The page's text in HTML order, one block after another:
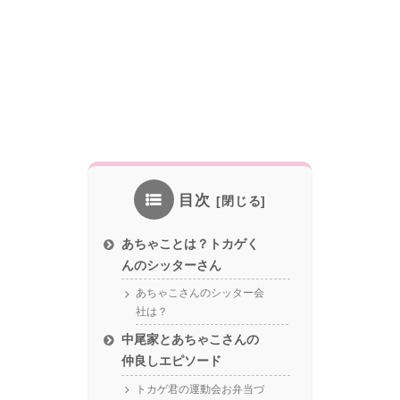
目次
あちゃことは？トカゲく
んのシッターさん
あちゃこさんのシッター会
社は？
中尾家とあちゃこさんの
仲良しエピソード
トカゲ君の運動会お弁当づ